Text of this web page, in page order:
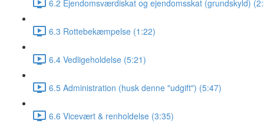
6.2 Ejendomsværdiskat og ejendomsskat (grundskyld)
6.3 Rottebekæmpelse (1:22)
6.4 Vedligeholdelse (5:21)
6.5 Administration (husk denne "udgift") (5:47)
6.6 Vicevært & renholdelse (3:35)